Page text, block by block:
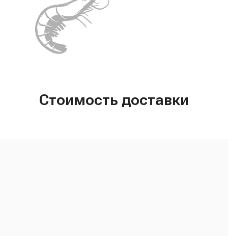
Стоимость доставки